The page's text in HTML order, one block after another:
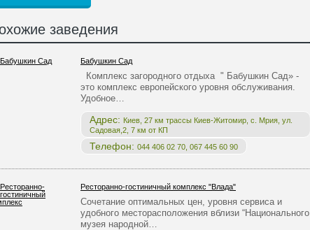
заведения
Бабушкин Сад
Комплекс загородного отдыха " Бабушкин Сад» -
это комплекс европейского уровня обслуживания.
Удобное…
Адрес: Киев, 27 км трассы Киев-Житомир, с. Мрия, ул.
Садовая,2, 7 км от КП
Телефон: 044 406 02 70, 067 445 60 90
Ресторанно-гостиничный комплекс "Влада"
Сочетание оптимальных цен, уровня сервиса и
удобного месторасположения вблизи “Национального
музея народной…